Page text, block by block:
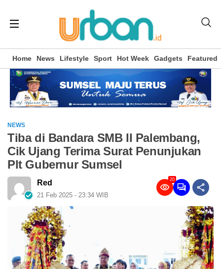
Home News Lifestyle Sport Hot Week Gadgets Featured
NEWS
Tiba di Bandara SMB II Palembang,
Cik Ujang Terima Surat Penunjukan
Plt Gubernur Sumsel
Red
21 Feb 2025 - 23:34 WIB
20